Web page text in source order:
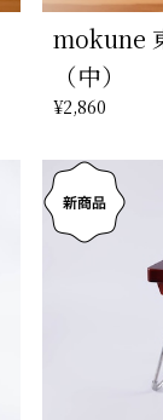
mokune
（中）
¥2,860